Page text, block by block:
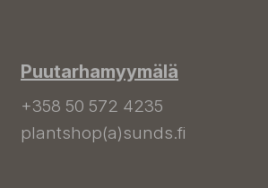
Puutarhamyymälä
+358 50 572 4235
plantshop(a)sunds.fi